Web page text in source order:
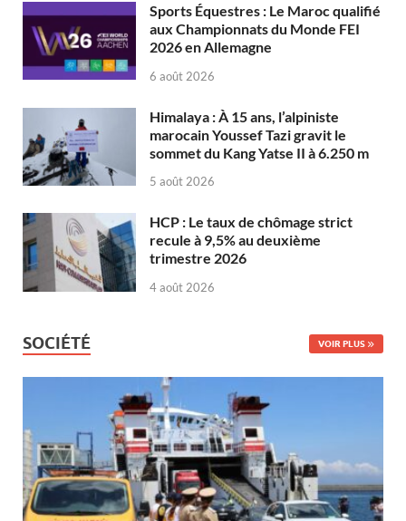
Sports Équestres : Le Maroc qualifié
aux Championnats du Monde FEI
2026 en Allemagne
6 août 2026
Himalaya : À 15 ans, l’alpiniste
marocain Youssef Tazi gravit le
sommet du Kang Yatse II à 6.250 m
5 août 2026
HCP : Le taux de chômage strict
recule à 9,5% au deuxième
trimestre 2026
4 août 2026
SOCIÉTÉ VOIR PLUS